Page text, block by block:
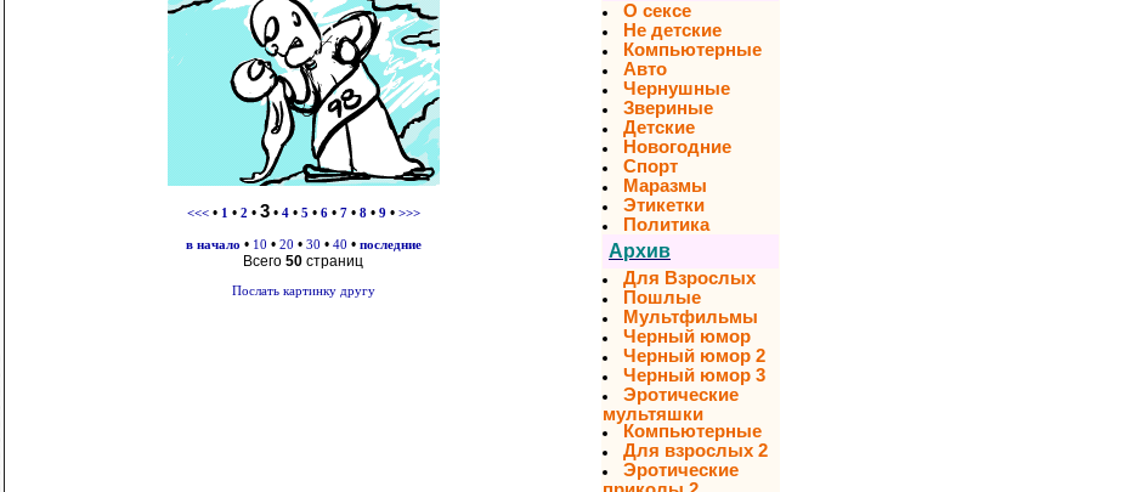
<<<• 1 • 2 • 3• 4• 5 • 6• 7• 8• 9 • >>>
в начало • 10 • 20 • 30 • 40 • последние
Всего 50 страниц
Послать картинку другу
О сексе
Не детские
Компьютерные
Авто
Чернушные
Звериные
Детские
Новогодние
Спорт
Маразмы
Этикетки
Политика
Архив
Для Взрослых
Пошлые
Мультфильмы
Черный юмор
Черный юмор 2
Черный юмор 3
Эротические
мультяшки
Компьютерные
Для взрослых 2
Эротические
приколы 2